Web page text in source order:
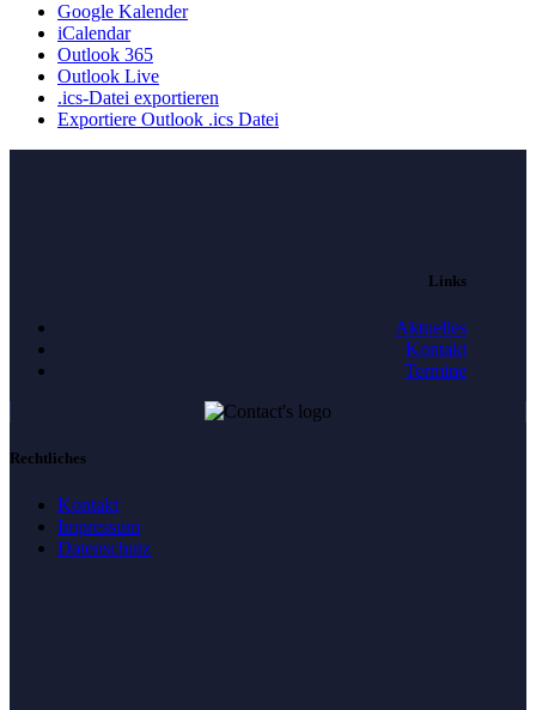
Google Kalender
iCalendar
Outlook 365
Outlook Live
.ics-Datei exportieren
Exportiere Outlook .ics Datei
Links
Aktuelles
Kontakt
Termine
Rechtliches
Kontakt
Impressum
Datenschutz